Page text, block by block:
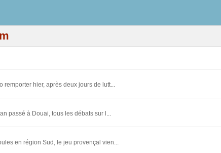
remporter hier, après deux jours de lutt...
passé à Douai, tous les débats sur l...
en région Sud, le jeu provençal vien...